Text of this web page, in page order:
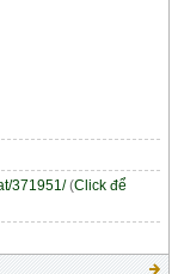
371951/(Click để